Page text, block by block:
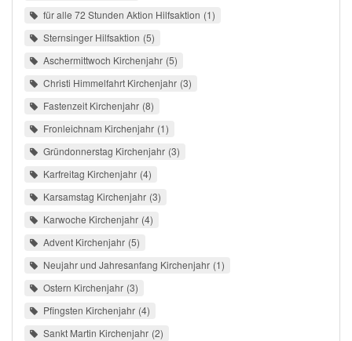
für alle 72 Stunden Aktion Hilfsaktion 1
Sternsinger Hilfsaktion 5
Aschermittwoch Kirchenjahr 5
Christi Himmelfahrt Kirchenjahr 3
Fastenzeit Kirchenjahr 8
Fronleichnam Kirchenjahr 1
Gründonnerstag Kirchenjahr 3
Karfreitag Kirchenjahr 4
Karsamstag Kirchenjahr 3
Karwoche Kirchenjahr 4
Advent Kirchenjahr 5
Neujahr und Jahresanfang Kirchenjahr 1
Ostern Kirchenjahr 3
Pfingsten Kirchenjahr 4
Sankt Martin Kirchenjahr 2